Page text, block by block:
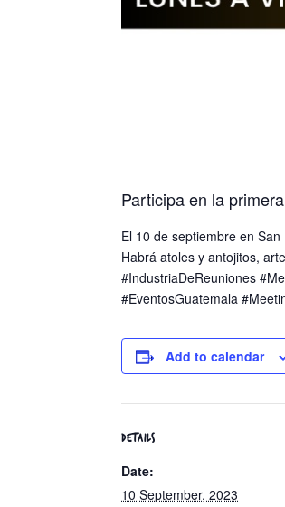
Participa en la
El 10 de septiembre en
Habrá atoles y antojitos,
#IndustriaDeReuniones
#EventosGuatemala
Add to calendar
DETAILS
Date:
10 September, 2023